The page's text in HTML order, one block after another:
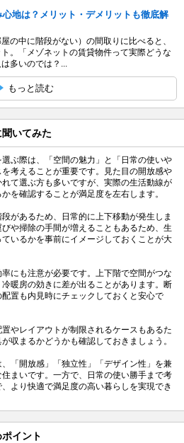
地は？メリット・デメリットも徹底解
の中に階段がない）の間取りに比べると、
。「メゾネットの賃貸物件って実際どうな
多いのでは？...
もっと読む
いてみた
選ぶ際は、「空間の魅力」と「日常の使いや
考えることが重要です。見た目の開放感や
て選ぶ方も多いですが、実際の生活動線が
を確認することが満足度を左右します。
があるため、日常的に上下移動が発生しま
や掃除の手間が増えることもあるため、生
いるかを事前にイメージしておくことが大
率にも注意が必要です。上下階で空間がつな
暖房の効きに差が出ることがあります。断
置も内見時にチェックしておくと安心で
やレイアウトが制限されるケースもあるた
収まるかどうかも確認しておきましょう。
、「開放感」「独立性」「デザイン性」を兼
まいです。一方で、日常の使い勝手まで考
より快適で満足度の高い暮らしを実現でき
イント